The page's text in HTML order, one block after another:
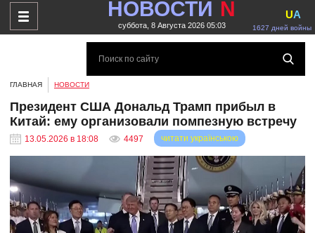
НОВОСТИ N
суббота, 8 Августа 2026 05:03 1627 дней войны
UA
ГЛАВНАЯ НОВОСТИ
Президент США Дональд Трамп прибыл в
Китай: ему организовали помпезную встречу
13.05.2026 в 18:08 4497 читати українською